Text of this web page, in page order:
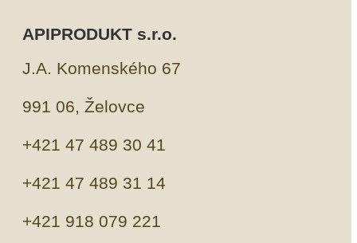
APIPRODUKT s.r.o.
J.A. Komenského 67
991 06, Želovce
+421 47 489 30 41
+421 47 489 31 14
+421 918 079 221